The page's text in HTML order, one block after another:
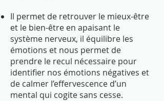
Il permet de retrouver le mieux-être
et le bien-être en apaisant le
système nerveux, il équilibre les
émotions et nous permet de
prendre le recul nécessaire pour
identifier nos émotions négatives et
de calmer l’effervescence d’un
mental qui cogite sans cesse.